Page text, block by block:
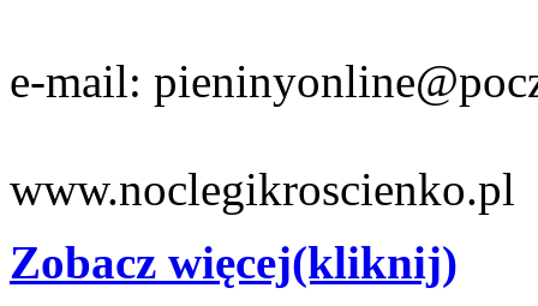
e-mail:
www.noclegikroscienko.pl
Zobacz więcej(kliknij)